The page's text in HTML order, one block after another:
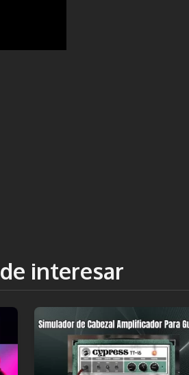
interesar